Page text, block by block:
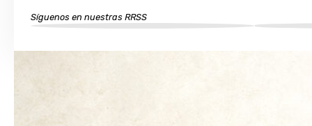
Síguenos en nuestras RRSS